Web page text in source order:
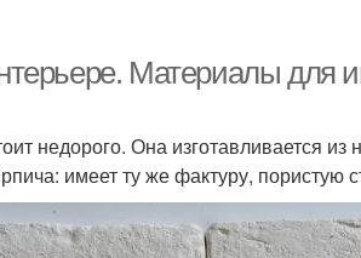
Материалы для
недорого. Она изготавливается
имеет ту же фактуру, пористую